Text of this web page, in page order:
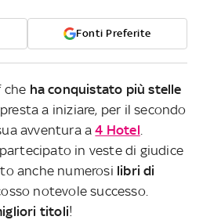
Fonti Preferite
che ha conquistato più stelle
a iniziare, per il secondo
avventura a4 Hotel
in veste di giudice
anche numerosi libri di
notevole successo.
titoli!